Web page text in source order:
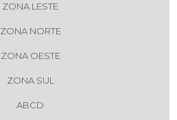
ZONA LESTE
ZONA NORTE
ZONA OESTE
ZONA SUL
ABCD